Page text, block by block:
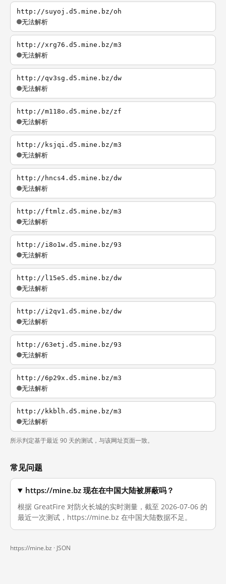
http://suyoj.d5.mine.bz/oh
无法解析
http://xrg76.d5.mine.bz/m3
无法解析
http://qv3sg.d5.mine.bz/dw
无法解析
http://m118o.d5.mine.bz/zf
无法解析
http://ksjqi.d5.mine.bz/m3
无法解析
http://hncs4.d5.mine.bz/dw
无法解析
http://ftmlz.d5.mine.bz/m3
无法解析
http://i8o1w.d5.mine.bz/93
无法解析
http://l15e5.d5.mine.bz/dw
无法解析
http://i2qv1.d5.mine.bz/dw
无法解析
http://63etj.d5.mine.bz/93
无法解析
http://6p29x.d5.mine.bz/m3
无法解析
http://kkblh.d5.mine.bz/m3
无法解析
所示判定基于最近 90 天的测试，与该网址页面一致。
常见问题
https://mine.bz 现在在中国大陆被屏蔽吗？
根据 GreatFire 对防火长城的实时测量，截至 2026-07-06 的
最近一次测试，https://mine.bz 在中国大陆数据不足。
https://mine.bz · JSON